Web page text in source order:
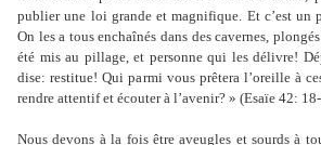
publier une loi grande et magnifique. Et c’est un
On les a tous enchaînés dans des cavernes,
été mis au pillage, et personne qui les délivre!
dise: restitue! Qui parmi vous prêtera l’oreille à
rendre attentif et écouter à l’avenir? » (Esaïe 42:
Nous devons à la fois être aveugles et sourds à